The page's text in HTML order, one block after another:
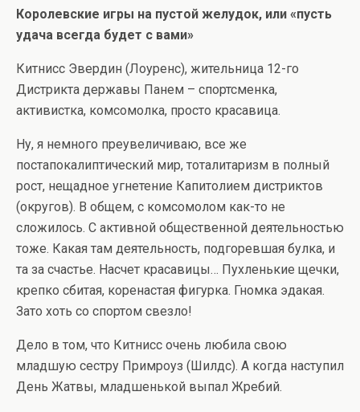
Королевские игры на пустой желудок, или «пусть
удача всегда будет с вами»
Китнисс Эвердин (Лоуренс), жительница 12-го
Дистрикта державы Панем – спортсменка,
активистка, комсомолка, просто красавица.
Ну, я немного преувеличиваю, все же
постапокалиптический мир, тоталитаризм в полный
рост, нещадное угнетение Капитолием дистриктов
(округов). В общем, с комсомолом как-то не
сложилось. С активной общественной деятельностью
тоже. Какая там деятельность, подгоревшая булка, и
та за счастье. Насчет красавицы… Пухленькие щечки,
крепко сбитая, коренастая фигурка. Гномка эдакая.
Зато хоть со спортом свезло!
Дело в том, что Китнисс очень любила свою
младшую сестру Примроуз (Шилдс). А когда наступил
День Жатвы, младшенькой выпал Жребий.